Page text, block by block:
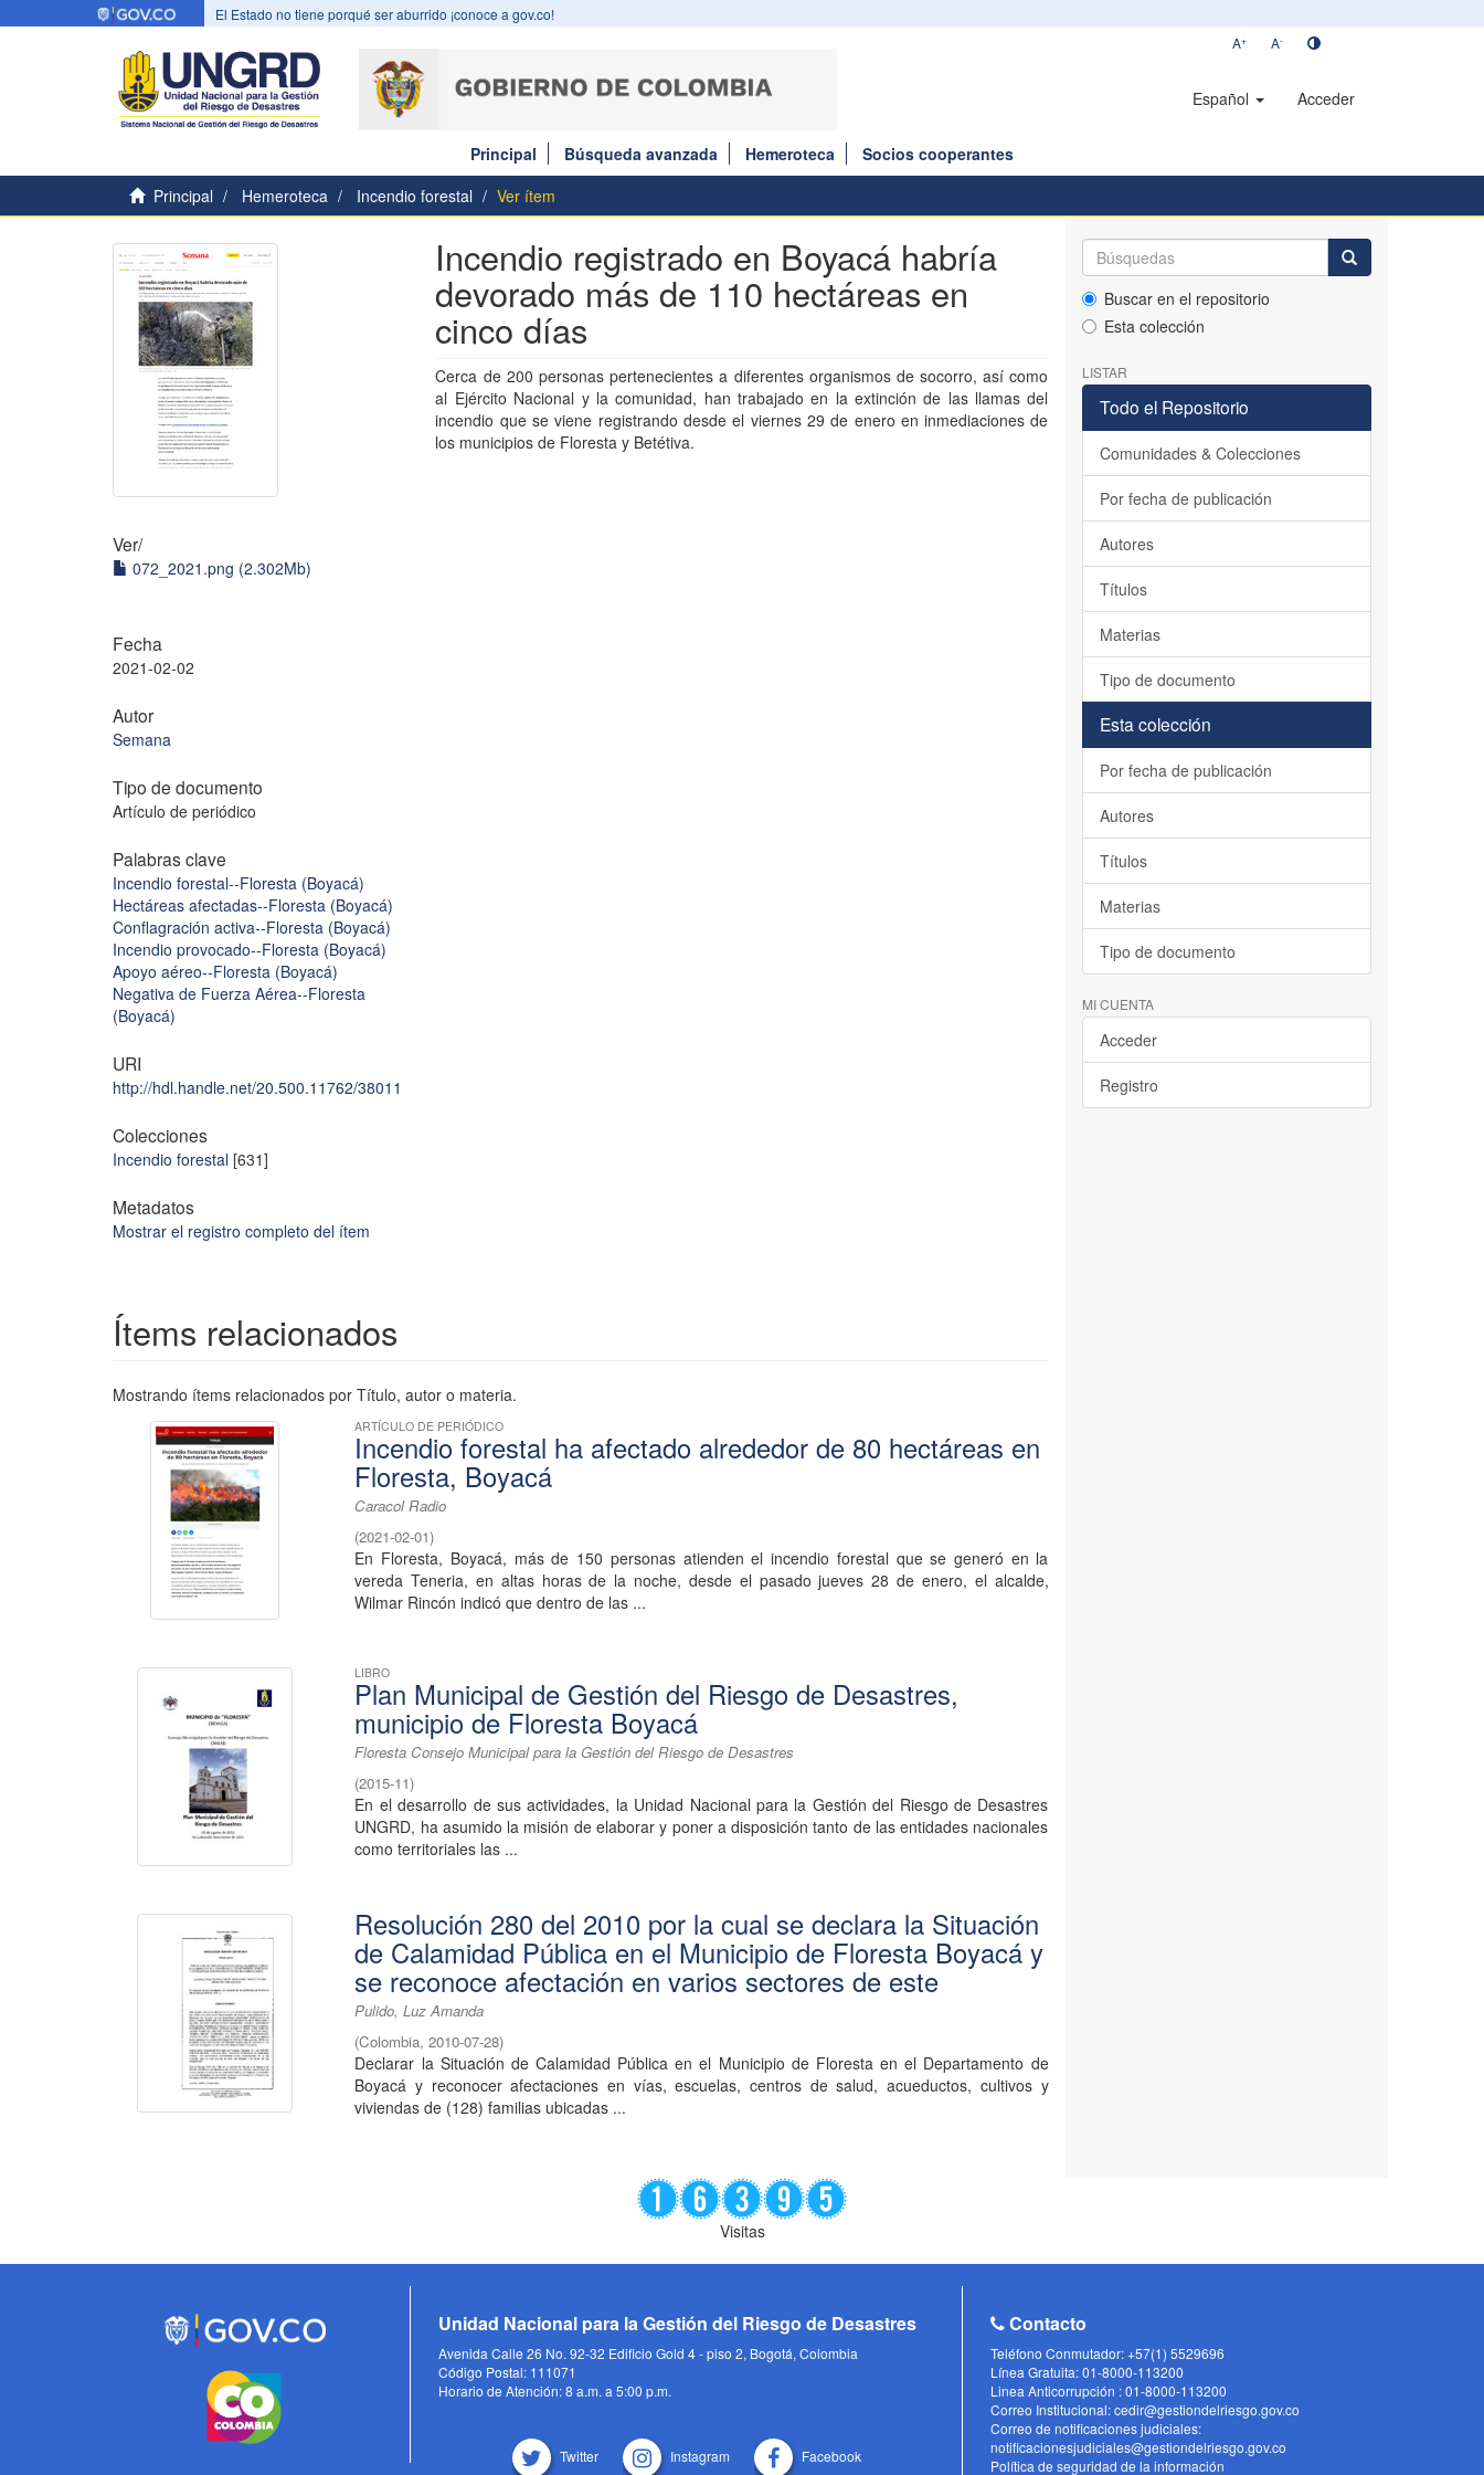
El Estado no tiene porqué ser aburrido ¡conoce a gov.co!
A+ A-
Español Acceder
Principal Búsqueda avanzada Hemeroteca
Socios cooperantes
Principal
Hemeroteca Incendio forestal Ver ítem
Ver/
072_2021.png (2.302Mb)
Fecha
2021-02-02
Autor
Semana
Tipo de documento
Artículo de periódico
Palabras clave
Incendio forestal--Floresta (Boyacá)
Hectáreas afectadas--Floresta (Boyacá)
Conflagración activa--Floresta (Boyacá)
Incendio provocado--Floresta (Boyacá)
Apoyo aéreo--Floresta (Boyacá)
Negativa de Fuerza Aérea--Floresta
(Boyacá)
URI
http://hdl.handle.net/20.500.11762/38011
Colecciones
Incendio forestal [631]
Metadatos
Mostrar el registro completo del ítem
Incendio registrado en Boyacá habría
devorado más de 110 hectáreas en
cinco días
Cerca de 200 personas pertenecientes a diferentes organismos de socorro, así como
al Ejército Nacional y la comunidad, han trabajado en la extinción de las llamas del
incendio que se viene registrando desde el viernes 29 de enero en inmediaciones de
los municipios de Floresta y Betétiva.
Ítems relacionados
Mostrando ítems relacionados por Título, autor o materia.
ARTÍCULO DE PERIÓDICO
Incendio forestal ha afectado alrededor de 80 hectáreas en
Floresta, Boyacá
Caracol Radio
(2021-02-01)
En Floresta, Boyacá, más de 150 personas atienden el incendio forestal que se generó en la
vereda Teneria, en altas horas de la noche, desde el pasado jueves 28 de enero, el alcalde,
Wilmar Rincón indicó que dentro de las ...
LIBRO
Plan Municipal de Gestión del Riesgo de Desastres,
municipio de Floresta Boyacá
Floresta Consejo Municipal para la Gestión del Riesgo de Desastres
(2015-11)
En el desarrollo de sus actividades, la Unidad Nacional para la Gestión del Riesgo de Desastres
UNGRD, ha asumido la misión de elaborar y poner a disposición tanto de las entidades nacionales
como territoriales las ...
Resolución 280 del 2010 por la cual se declara la Situación
de Calamidad Pública en el Municipio de Floresta Boyacá y
se reconoce afectación en varios sectores de este
Pulido, Luz Amanda
(Colombia,2010-07-28)
Declarar la Situación de Calamidad Pública en el Municipio de Floresta en el Departamento de
Boyacá y reconocer afectaciones en vías, escuelas, centros de salud, acueductos, cultivos y
viviendas de (128) familias ubicadas ...
Buscar en el repositorio
Esta colección
LISTAR
Todo el Repositorio
Comunidades & Colecciones
Por fecha de publicación
Autores
Títulos
Materias
Tipo de documento
Esta colección
Por fecha de publicación
Autores
Títulos
Materias
Tipo de documento
MI CUENTA
Acceder
Registro
Visitas
Unidad Nacional para la Gestión del Riesgo de Desastres
Avenida Calle 26 No. 92-32 Edificio Gold 4 - piso 2, Bogotá, Colombia
Código Postal: 111071
Horario de Atención: 8 a.m. a 5:00 p.m.
Twitter Instagram Facebook
Contacto
Teléfono Conmutador: +57(1) 5529696
Línea Gratuita: 01-8000-113200
Linea Anticorrupción : 01-8000-113200
Correo Institucional: cedir@gestiondelriesgo.gov.co
Correo de notificaciones judiciales:
notificacionesjudiciales@gestiondelriesgo.gov.co
Política de seguridad de la información